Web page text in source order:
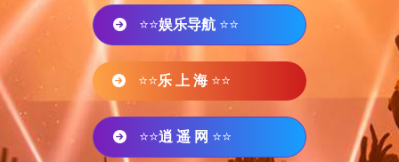
⭐⭐娱乐导航 ⭐⭐
⭐⭐乐 上 海 ⭐⭐
⭐⭐逍 遥 网 ⭐⭐